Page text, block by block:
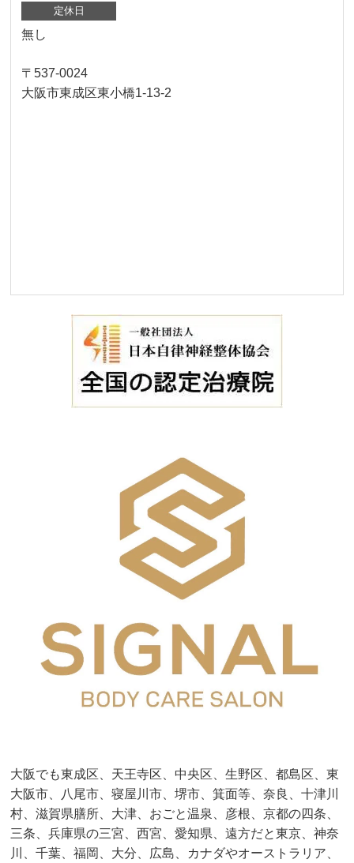
定休日
無し
〒537-0024
大阪市東成区東小橋1-13-2
大阪でも東成区、天王寺区、中央区、生野区、都島区、東
大阪市、八尾市、寝屋川市、堺市、箕面等、奈良、十津川
村、滋賀県膳所、大津、おごと温泉、彦根、京都の四条、
三条、兵庫県の三宮、西宮、愛知県、遠方だと東京、神奈
川、千葉、福岡、大分、広島、カナダやオーストラリア、